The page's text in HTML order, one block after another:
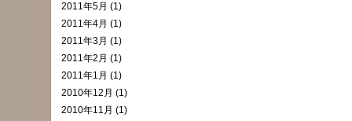
2011年5月 (1)
2011年4月 (1)
2011年3月 (1)
2011年2月 (1)
2011年1月 (1)
2010年12月 (1)
2010年11月 (1)